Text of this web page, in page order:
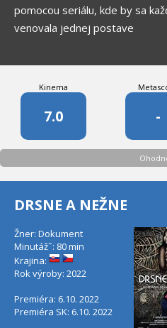
pomocou seriálu, kde by sa
venovala jednej postave
Kinema
7.0 -
DRSNE A NEŽNE
Žner: Dokument
Minutáž˝: 80 min
Krajina:
Rok výroby: 2022
Premiéra: 6.10. 2022
Premiéra SK: 6.10. 2022